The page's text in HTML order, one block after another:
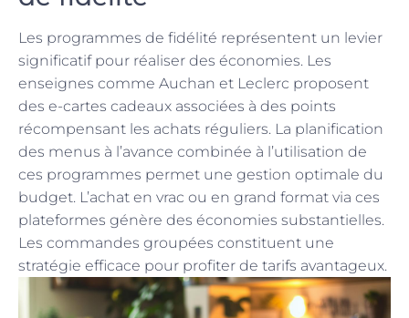
Les programmes de fidélité représentent un levier
significatif pour réaliser des économies. Les
enseignes comme Auchan et Leclerc proposent
des e-cartes cadeaux associées à des points
récompensant les achats réguliers. La planification
des menus à l’avance combinée à l’utilisation de
ces programmes permet une gestion optimale du
budget. L’achat en vrac ou en grand format via ces
plateformes génère des économies substantielles.
Les commandes groupées constituent une
stratégie efficace pour profiter de tarifs avantageux.